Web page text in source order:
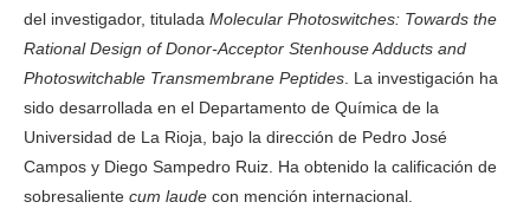
del investigador, titulada Molecular Photoswitches: Towards the
Rational Design of Donor-Acceptor Stenhouse Adducts and
Photoswitchable Transmembrane Peptides . La investigación ha
sido desarrollada en el Departamento de Química de la
Universidad de La Rioja, bajo la dirección de Pedro José
Campos y Diego Sampedro Ruiz. Ha obtenido la calificación de
sobresaliente cum laude con mención internacional.